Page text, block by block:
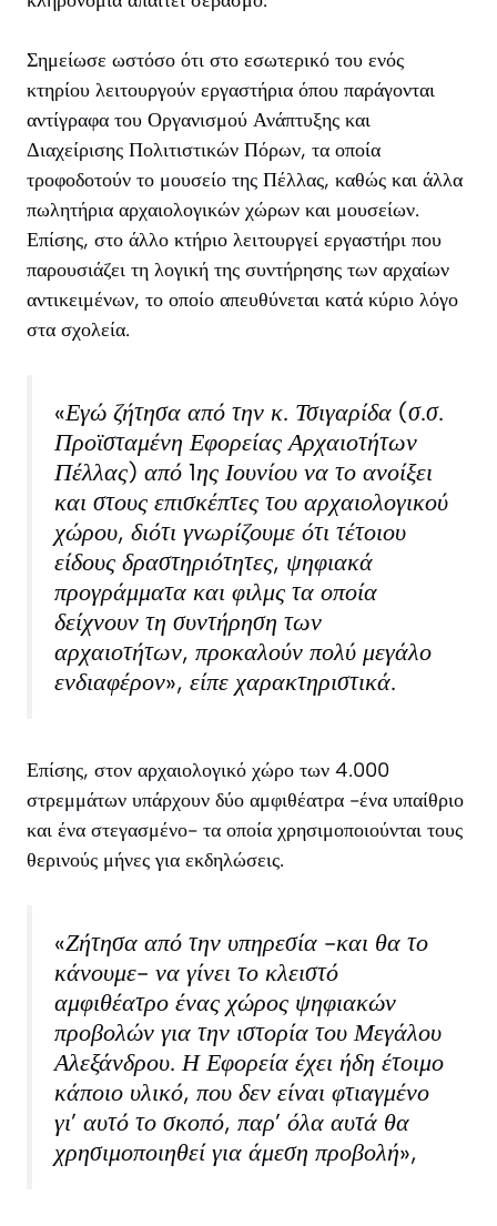
Σημείωσε ωστόσο ότι στο εσωτερικό του ενός
κτηρίου λειτουργούν εργαστήρια όπου παράγονται
αντίγραφα του Οργανισμού Ανάπτυξης και
Διαχείρισης Πολιτιστικών Πόρων, τα οποία
τροφοδοτούν το μουσείο της Πέλλας, καθώς και άλλα
πωλητήρια αρχαιολογικών χώρων και μουσείων.
Επίσης, στο άλλο κτήριο λειτουργεί εργαστήρι που
παρουσιάζει τη λογική της συντήρησης των αρχαίων
αντικειμένων, το οποίο απευθύνεται κατά κύριο λόγο
στα σχολεία.
«Εγώ ζήτησα από την κ. Τσιγαρίδα (σ.σ.
Προϊσταμένη Εφορείας Αρχαιοτήτων
Πέλλας) από 1ης Ιουνίου να το ανοίξει
και στους επισκέπτες του αρχαιολογικού
χώρου, διότι γνωρίζουμε ότι τέτοιου
είδους δραστηριότητες, ψηφιακά
προγράμματα και φιλμς τα οποία
δείχνουν τη συντήρηση των
αρχαιοτήτων, προκαλούν πολύ μεγάλο
ενδιαφέρον», είπε χαρακτηριστικά.
Επίσης, στον αρχαιολογικό χώρο των 4.000
στρεμμάτων υπάρχουν δύο αμφιθέατρα -ένα υπαίθριο
και ένα στεγασμένο- τα οποία χρησιμοποιούνται τους
θερινούς μήνες για εκδηλώσεις.
«Ζήτησα από την υπηρεσία -και θα το
κάνουμε- να γίνει το κλειστό
αμφιθέατρο ένας χώρος ψηφιακών
προβολών για την ιστορία του Μεγάλου
Αλεξάνδρου. Η Εφορεία έχει ήδη έτοιμο
κάποιο υλικό, που δεν είναι φτιαγμένο
γι’ αυτό το σκοπό, παρ’ όλα αυτά θα
χρησιμοποιηθεί για άμεση προβολή»,